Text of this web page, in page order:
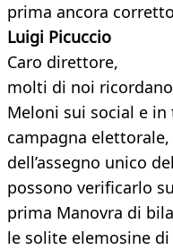
prima ancora
Luigi Picuccio
Caro direttore,
molti di noi
Meloni sui social e
campagna
dell’assegno unico
possono verificarlo
prima Manovra di
le solite elemosine